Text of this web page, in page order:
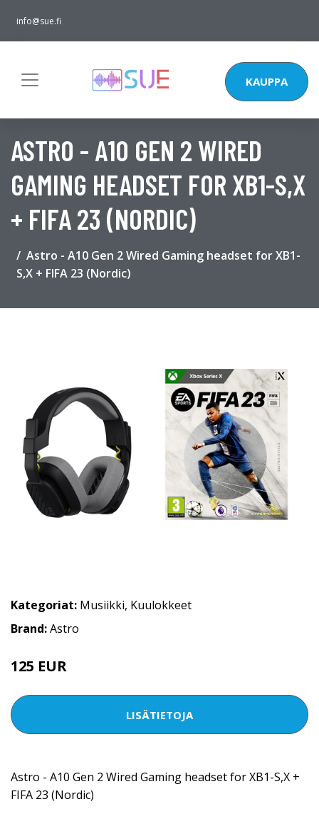
info@sue.fi
KAUPPA
ASTRO - A10 GEN 2 WIRED
GAMING HEADSET FOR XB1-S,X
+ FIFA 23 (NORDIC)
Astro - A10 Gen 2 Wired Gaming headset for XB1-
S,X + FIFA 23 (Nordic)
Kategoriat: Musiikki, Kuulokkeet
Brand:Astro
125 EUR
LISÄTIETOJA
Astro - A10 Gen 2 Wired Gaming headset for XB1-S,X +
FIFA 23 (Nordic)